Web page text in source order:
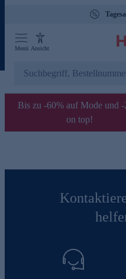
Menü Ansicht
Bis zu -60% auf Mode und -
on top!